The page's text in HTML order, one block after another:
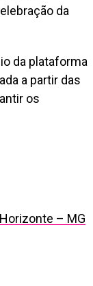
da
da plataforma
a partir das
os
– MG